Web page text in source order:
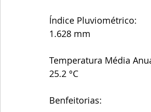
Índice Pluviométrico:
1.628 mm
Temperatura Média
25.2 °C
Benfeitorias: